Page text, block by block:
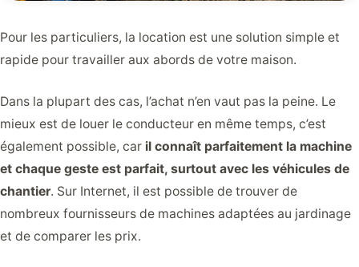
Pour les particuliers, la location est une solution simple et
rapide pour travailler aux abords de votre maison.
Dans la plupart des cas, l’achat n’en vaut pas la peine. Le
mieux est de louer le conducteur en même temps, c’est
également possible, car il connaît parfaitement la machine
et chaque geste est parfait, surtout avec les véhicules de
chantier. Sur Internet, il est possible de trouver de
nombreux fournisseurs de machines adaptées au jardinage
et de comparer les prix.